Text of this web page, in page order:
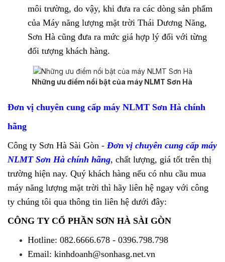
môi trường, do vậy, khi đưa ra các dòng sản phẩm
của Máy năng lượng mặt trời Thái Dương Năng,
Sơn Hà cũng đưa ra mức giá hợp lý đối với từng
đối tượng khách hàng.
Những ưu điểm nổi bật của máy NLMT Sơn Hà
Đơn vị chuyên cung cấp máy NLMT Sơn Hà chính
hãng
Công ty Sơn Hà Sài Gòn - Đơn vị chuyên cung cấp máy
NLMT Sơn Hà chính hãng, chất lượng, giá tốt trên thị
trường hiện nay. Quý khách hàng nếu có nhu cầu mua
máy năng lượng mặt trời thì hãy liên hệ ngay với công
ty chúng tôi qua thông tin liên hệ dưới đây:
CÔNG TY CỔ PHẦN SƠN HÀ SÀI GÒN
Hotline: 082.6666.678 - 0396.798.798
Email: kinhdoanh@sonhasg.net.vn